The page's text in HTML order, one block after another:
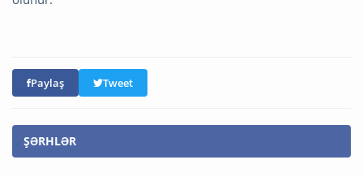
Paylaş Tweet
ŞƏRHLƏR